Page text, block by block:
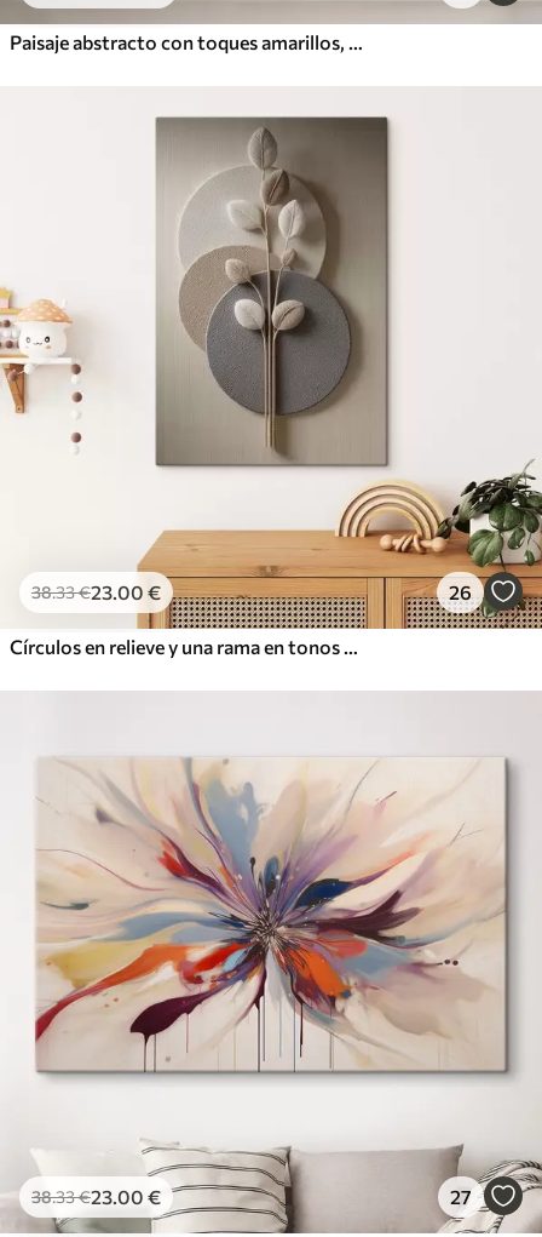
Paisaje abstracto con toques amarillos, una composición minimalista de tierra, agua y cielo, con colores apagados
38.33€23.00 € 26
Círculos en relieve y una rama en tonos neutros cálidos
38.33€23.00 € 27